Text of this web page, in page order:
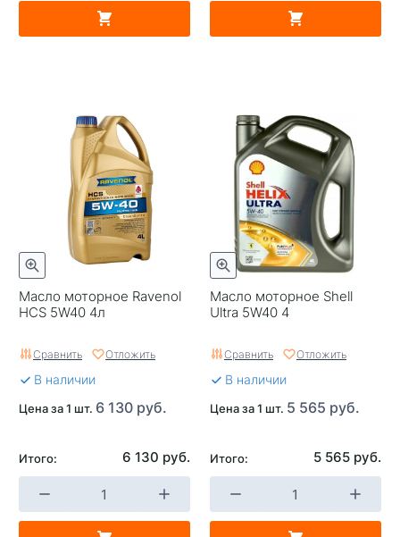
Масло моторное Ravenol
HCS 5W40 4л
Сравнить Отложить
В наличии
Цена за 1 шт. 6 130 руб.
Итого: 6 130 руб.
Масло моторное Shell
Ultra 5W40 4
Сравнить Отложить
В наличии
Цена за 1 шт. 5 565 руб.
Итого: 5 565 руб.